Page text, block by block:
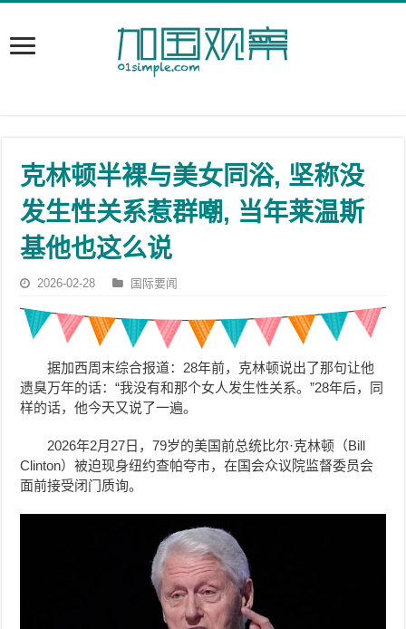
克林顿半裸与美女同浴, 坚称没
发生性关系惹群嘲, 当年莱温斯
基他也这么说
2026-02-28 国际要闻
据加西周末综合报道：28年前，克林顿说出了那句让他
遗臭万年的话：“我没有和那个女人发生性关系。”28年后，同
样的话，他今天又说了一遍。
2026年2月27日，79岁的美国前总统比尔·克林顿（Bill
Clinton）被迫现身纽约查帕夸市，在国会众议院监督委员会
面前接受闭门质询。